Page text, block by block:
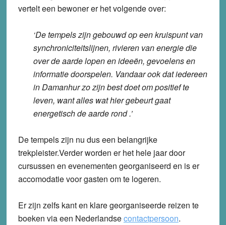
vertelt een bewoner er het volgende over:
‘De tempels zijn gebouwd op een kruispunt van
synchroniciteitslijnen, rivieren van energie die
over de aarde lopen en ideeën, gevoelens en
informatie doorspelen. Vandaar ook dat iedereen
in Damanhur zo zijn best doet om positief te
leven, want alles wat hier gebeurt gaat
energetisch de aarde rond .’
De tempels zijn nu dus een belangrijke
trekpleister.Verder worden er het hele jaar door
cursussen en evenementen georganiseerd en is er
accomodatie voor gasten om te logeren.
Er zijn zelfs kant en klare georganiseerde reizen te
boeken via een Nederlandsecontactpersoon.